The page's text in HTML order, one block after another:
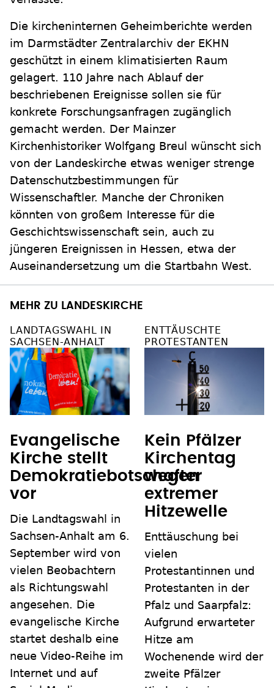
Die kircheninternen Geheimberichte werden
im Darmstädter Zentralarchiv der EKHN
geschützt in einem klimatisierten Raum
gelagert. 110 Jahre nach Ablauf der
beschriebenen Ereignisse sollen sie für
konkrete Forschungsanfragen zugänglich
gemacht werden. Der Mainzer
Kirchenhistoriker Wolfgang Breul wünscht sich
von der Landeskirche etwas weniger strenge
Datenschutzbestimmungen für
Wissenschaftler. Manche der Chroniken
könnten von großem Interesse für die
Geschichtswissenschaft sein, auch zu
jüngeren Ereignissen in Hessen, etwa der
Auseinandersetzung um die Startbahn West.
MEHR ZU LANDESKIRCHE
LANDTAGSWAHL IN
SACHSEN-ANHALT
Evangelische
Kirche stellt
Demokratiebotschafter
vor
Die Landtagswahl in
Sachsen-Anhalt am 6.
September wird von
vielen Beobachtern
als Richtungswahl
angesehen. Die
evangelische Kirche
startet deshalb eine
neue Video-Reihe im
Internet und auf
ENTTÄUSCHTE
PROTESTANTEN
Kein Pfälzer
Kirchentag
wegen
extremer
Hitzewelle
Enttäuschung bei
vielen
Protestantinnen und
Protestanten in der
Pfalz und Saarpfalz:
Aufgrund erwarteter
Hitze am
Wochenende wird der
zweite Pfälzer